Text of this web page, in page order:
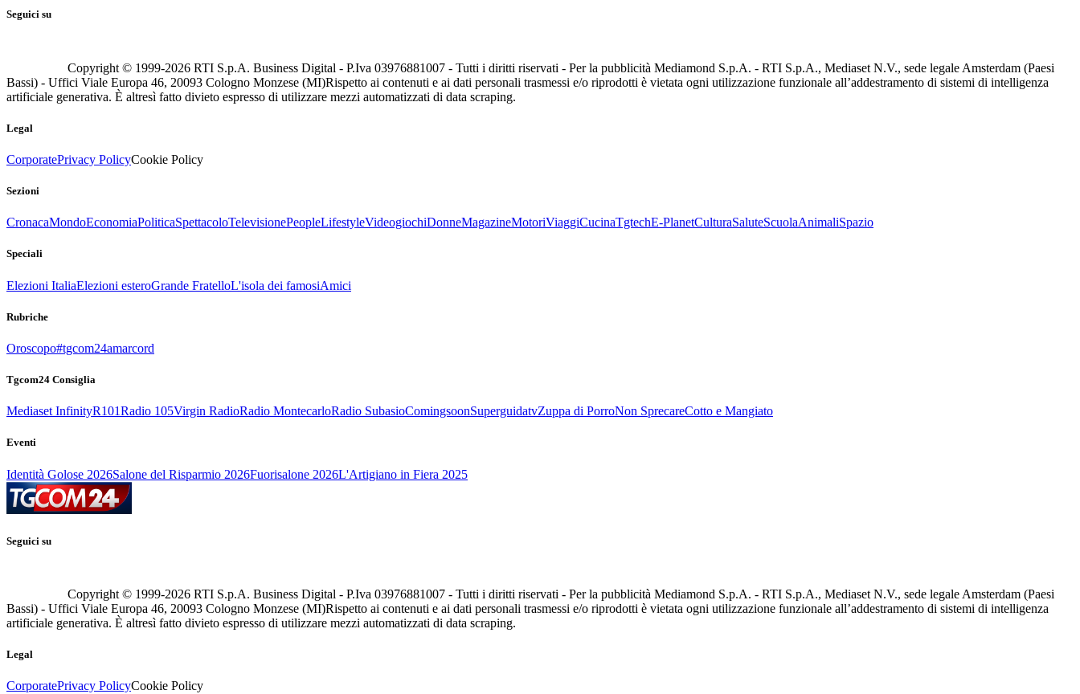
Seguici su
Copyright © 1999-2026 RTI S.p.A. Business Digital - P.Iva 03976881007 - Tutti i diritti riservati - Per la pubblicità Mediamond S.p.A. - RTI S.p.A., Mediaset N.V., sede legale Amsterdam (Paesi
Bassi) - Uffici Viale Europa 46, 20093 Cologno Monzese (MI)Rispetto ai contenuti e ai dati personali trasmessi e/o riprodotti è vietata ogni utilizzazione funzionale all’addestramento di sistemi di intelligenza
artificiale generativa. È altresì fatto divieto espresso di utilizzare mezzi automatizzati di data scraping.
Legal
CorporatePrivacy PolicyCookie Policy
Sezioni
CronacaMondoEconomiaPoliticaSpettacoloTelevisionePeopleLifestyleVideogiochiDonneMagazineMotoriViaggiCucinaTgtechE-PlanetCulturaSaluteScuolaAnimaliSpazio
Speciali
Elezioni ItaliaElezioni esteroGrande FratelloL'isola dei famosiAmici
Rubriche
Oroscopo#tgcom24amarcord
Tgcom24 Consiglia
Mediaset InfinityR101Radio 105Virgin RadioRadio MontecarloRadio SubasioComingsoonSuperguidatvZuppa di PorroNon SprecareCotto e Mangiato
Eventi
Identità Golose 2026Salone del Risparmio 2026Fuorisalone 2026L'Artigiano in Fiera 2025
Seguici su
Copyright © 1999-2026 RTI S.p.A. Business Digital - P.Iva 03976881007 - Tutti i diritti riservati - Per la pubblicità Mediamond S.p.A. - RTI S.p.A., Mediaset N.V., sede legale Amsterdam (Paesi
Bassi) - Uffici Viale Europa 46, 20093 Cologno Monzese (MI)Rispetto ai contenuti e ai dati personali trasmessi e/o riprodotti è vietata ogni utilizzazione funzionale all’addestramento di sistemi di intelligenza
artificiale generativa. È altresì fatto divieto espresso di utilizzare mezzi automatizzati di data scraping.
Legal
CorporatePrivacy PolicyCookie Policy